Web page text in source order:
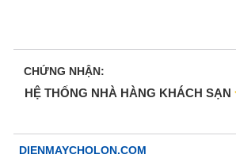
HỆ THỐNG NHÀ HÀNG KHÁCH SẠN
CHỨNG NHẬN:
DIENMAYCHOLON.COM